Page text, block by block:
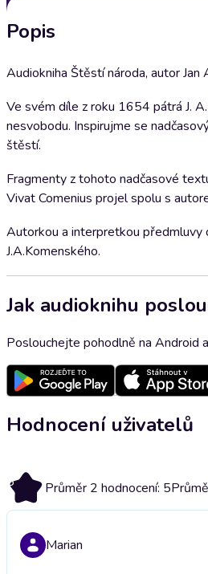
Popis
Audiokniha Štěstí národa, autor
Ve svém díle z roku 1654 pátrá J.
nesvobodu. Inspirujme se
štěstí.
Fragmenty z tohoto nadčasové
Vivat Comenius projel spolu s
Autorkou a interpretkou předmluvy
J.A.Komenského.
Jak audioknihu
Poslouchejte pohodlně na Android
Hodnocení uživatelů
5 Průměr 2 hodnocení: 5
Marian